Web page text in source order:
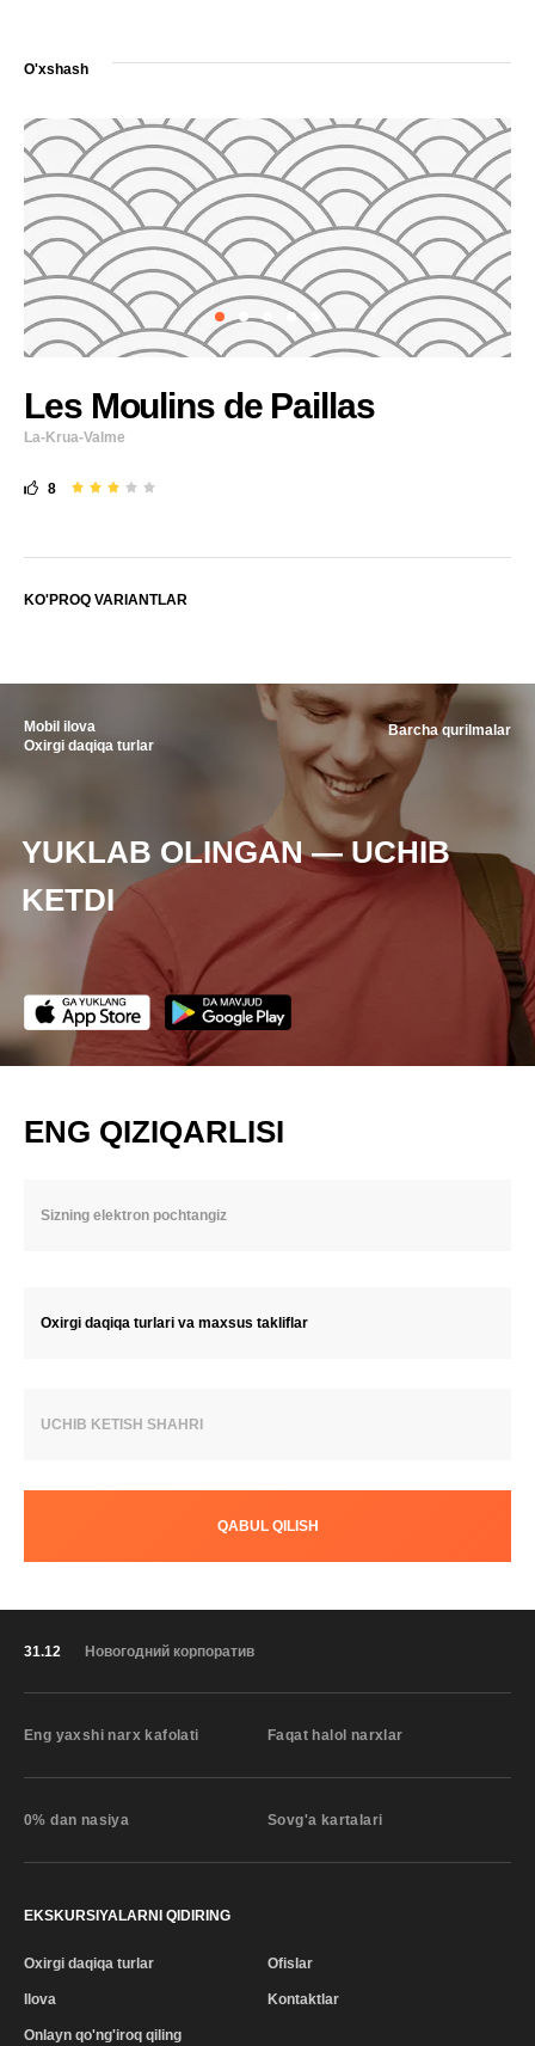
O'xshash
Les Moulins de Paillas
La-Krua-Valme
8
KO'PROQ VARIANTLAR
Mobil ilova
Oxirgi daqiqa turlar
YUKLAB OLINGAN — UCHIB
KETDI
Barcha qurilmalar
ENG QIZIQARLISI
Oxirgi daqiqa turlari va maxsus takliflar
UCHIB KETISH SHAHRI
QABUL QILISH
31.12 Новогодний корпоратив
Eng yaxshi narx kafolati Faqat halol narxlar
0% dan nasiya Sovg'a kartalari
EKSKURSIYALARNI QIDIRING
Oxirgi daqiqa turlar
Ilova
Onlayn qo'ng'iroq qiling
Ofislar
Kontaktlar